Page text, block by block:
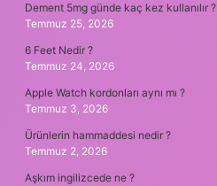
Dement 5mg günde kaç kez kullanılır ?
Temmuz 25, 2026
6 Feet Nedir ?
Temmuz 24, 2026
Apple Watch kordonları aynı mı ?
Temmuz 3, 2026
Ürünlerin hammaddesi nedir ?
Temmuz 2, 2026
Aşkım ingilizcede ne ?